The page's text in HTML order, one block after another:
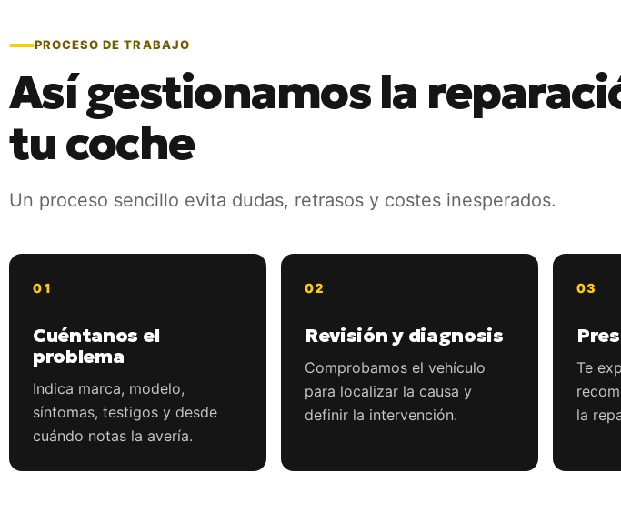
PROCESO DE TRABAJO
Así gestionamos la
tu coche
Un proceso sencillo evita dudas, retrasos y costes inesperados.
Cuéntanos el
problema
Indica marca, modelo,
síntomas, testigos y desde
cuándo notas la avería.
Revisión y diagnosis
Comprobamos el vehículo
para localizar la causa y
definir la intervención.
Te
la